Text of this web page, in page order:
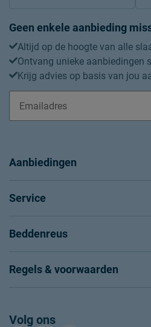
Geen enkele aanbieding
Altijd op de hoogte van alle
Ontvang unieke aanbiedingen
Krijg advies op basis van jou
Aanbiedingen
Service
Beddenreus
Regels & voorwaarden
Volg ons